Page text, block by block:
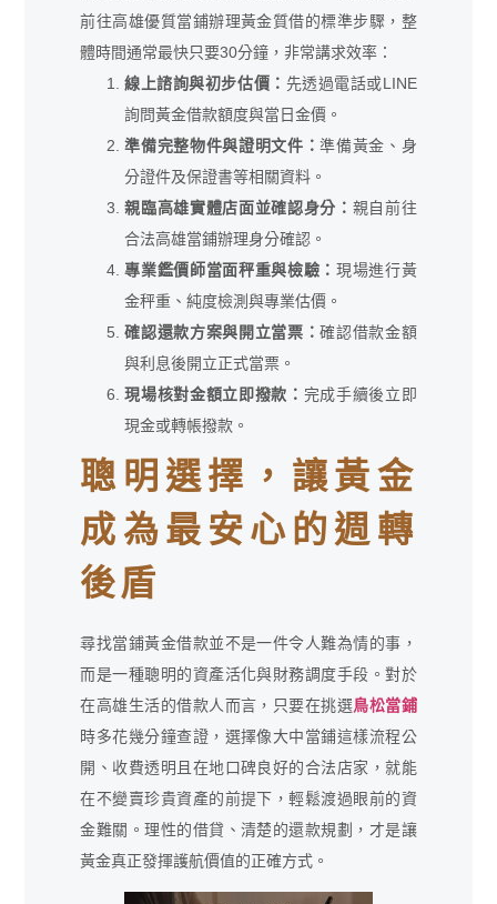
前往高雄優質當鋪辦理黃金質借的標準步驟，整
體時間通常最快只要30分鐘，非常講求效率：
線上諮詢與初步估價： 先透過電話或LINE
詢問黃金借款額度與當日金價。
準備完整物件與證明文件：準備黃金、身
分證件及保證書等相關資料。
親臨高雄實體店面並確認身分： 親自前往
合法高雄當鋪辦理身分確認。
專業鑑價師當面秤重與檢驗： 現場進行黃
金秤重、純度檢測與專業估價。
確認還款方案與開立當票：確認借款金額
與利息後開立正式當票。
現場核對金額立即撥款： 完成手續後立即
現金或轉帳撥款。
聰明選擇，讓黃金
成為最安心的週轉
後盾
尋找當鋪黃金借款並不是一件令人難為情的事，
而是一種聰明的資產活化與財務調度手段。對於
在高雄生活的借款人而言，只要在挑選鳥松當鋪
時多花幾分鐘查證，選擇像大中當鋪這樣流程公
開、收費透明且在地口碑良好的合法店家，就能
在不變賣珍貴資產的前提下，輕鬆渡過眼前的資
金難關。理性的借貸、清楚的還款規劃，才是讓
黃金真正發揮護航價值的正確方式。